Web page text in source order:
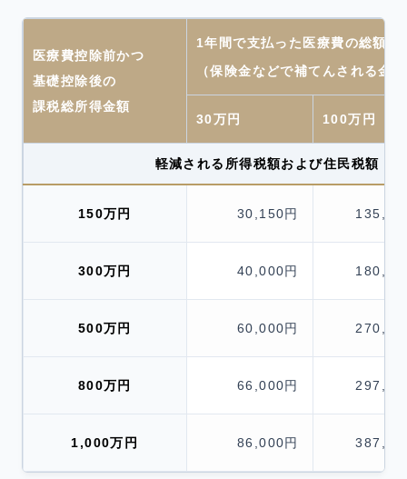
医療費控除前かつ
基礎控除後の
課税総所得金額
1年間で支払った医療費の総額
（保険金などで補てんされる金
30万円 100万円
軽減される所得税額および住民税額（
150万円 30,150円
300万円 40,000円
500万円 60,000円
800万円 66,000円
1,000万円 86,000円